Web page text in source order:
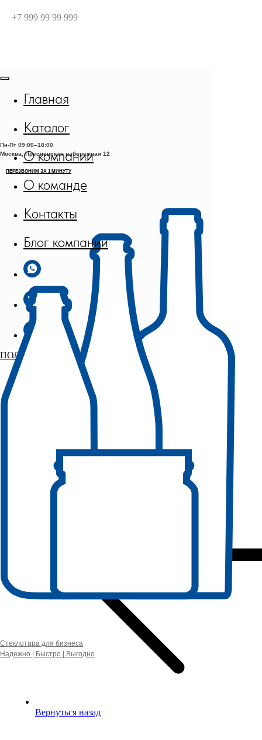
Пн-Пт 09:00–18:00
Москва, Пресненская набережная 12
Стеклотара для бизнеса
Надежно | Быстро | Выгодно
Главная
Каталог
О компании
О команде
Контакты
Блог компании
ПОЛУЧИТЬ ОБРАЗЦЫ БЕСПЛАТНО
Вернуться назад
+7 999 99 99 999